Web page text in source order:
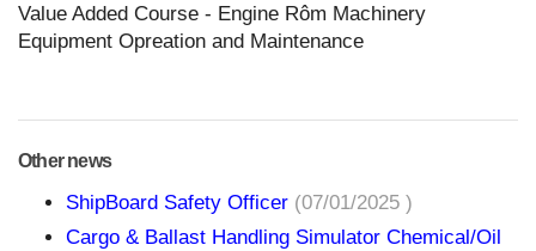
Value Added Course - Engine Rôm Machinery
Equipment Opreation and Maintenance
Other news
ShipBoard Safety Officer (07/01/2025 )
Cargo & Ballast Handling Simulator Chemical/Oil